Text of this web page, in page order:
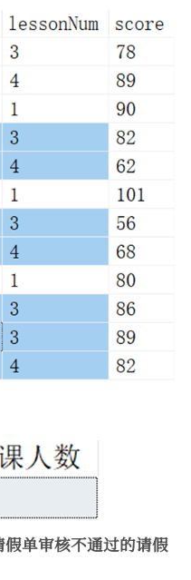
单审核不通过的请假